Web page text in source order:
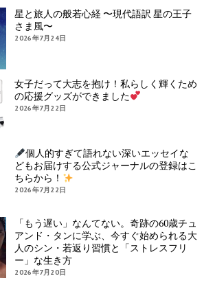
星と旅人の般若心経 〜現代語訳 星の王子
さま風〜
2026年7月24日
女子だって大志を抱け！私らしく輝くため
の応援グッズができました
2026年7月22日
個人的すぎて語れない深いエッセイな
どもお届けする公式ジャーナルの登録はこ
ちらから！
2026年7月22日
「もう遅い」なんてない。奇跡の60歳チュ
アンド・タンに学ぶ、今すぐ始められる大
人のシン・若返り習慣と「ストレスフリ
ー」な生き方
2026年7月20日